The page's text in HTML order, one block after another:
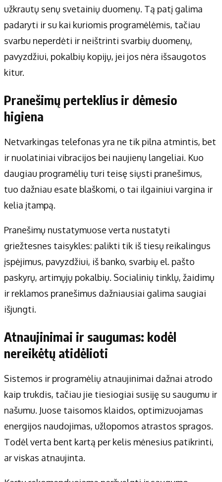
užkrautų senų svetainių duomenų. Tą patį galima
padaryti ir su kai kuriomis programėlėmis, tačiau
svarbu neperdėti ir neištrinti svarbių duomenų,
pavyzdžiui, pokalbių kopijų, jei jos nėra išsaugotos
kitur.
Pranešimų perteklius ir dėmesio
higiena
Netvarkingas telefonas yra ne tik pilna atmintis, bet
ir nuolatiniai vibracijos bei naujienų langeliai. Kuo
daugiau programėlių turi teisę siųsti pranešimus,
tuo dažniau esate blaškomi, o tai ilgainiui vargina ir
kelia įtampą.
Pranešimų nustatymuose verta nustatyti
griežtesnes taisykles: palikti tik iš tiesų reikalingus
įspėjimus, pavyzdžiui, iš banko, svarbių el. pašto
paskyrų, artimųjų pokalbių. Socialinių tinklų, žaidimų
ir reklamos pranešimus dažniausiai galima saugiai
išjungti.
Atnaujinimai ir saugumas: kodėl
nereikėtų atidėlioti
Sistemos ir programėlių atnaujinimai dažnai atrodo
kaip trukdis, tačiau jie tiesiogiai susiję su saugumu ir
našumu. Juose taisomos klaidos, optimizuojamas
energijos naudojimas, užlopomos atrastos spragos.
Todėl verta bent kartą per kelis mėnesius patikrinti,
ar viskas atnaujinta.